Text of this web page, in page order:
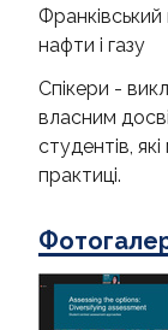
Франківський
нафти і газу
Спікери -
власним
студентів,
практиці.